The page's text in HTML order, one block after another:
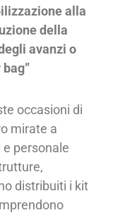
alla
della
avanzi o
bag”
occasioni di
mirate a
e personale
distribuiti i kit